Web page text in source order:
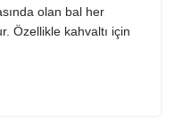
olan bal her
Özellikle kahvaltı için